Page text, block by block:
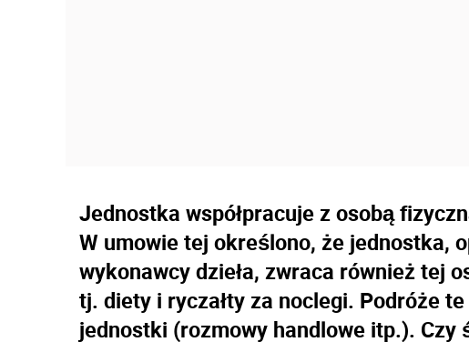
Jednostka współpracuje z osobą
W umowie tej określono, że jednostka,
wykonawcy dzieła, zwraca również tej
tj. diety i ryczałty za noclegi. Podróże
jednostki (rozmowy handlowe itp.). Czy